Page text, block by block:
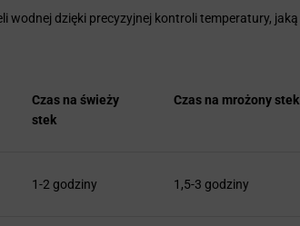
wodnej dzięki precyzyjnej kontroli temperatury, jaką
Czas na świeży
stek
Czas na mrożony stek
1-2 godziny 1,5-3 godziny